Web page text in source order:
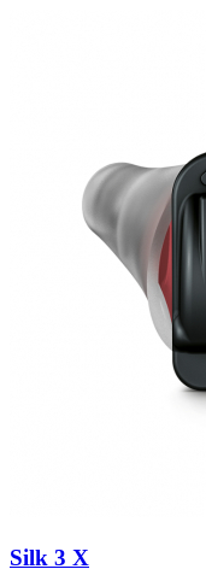
Oticon IntentSignia Silk
Oticon Intent 1 -
De Oticon Intent is het
Silk 3 X